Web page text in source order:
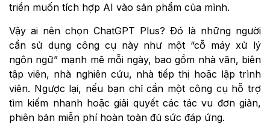
triển muốn tích hợp AI vào sản phẩm của mình.
Vậy ai nên chọn ChatGPT Plus? Đó là những người
cần sử dụng công cụ này như một “cỗ máy xử lý
ngôn ngữ” mạnh mẽ mỗi ngày, bao gồm nhà văn, biên
tập viên, nhà nghiên cứu, nhà tiếp thị hoặc lập trình
viên. Ngược lại, nếu bạn chỉ cần một công cụ hỗ trợ
tìm kiếm nhanh hoặc giải quyết các tác vụ đơn giản,
phiên bản miễn phí hoàn toàn đủ sức đáp ứng.